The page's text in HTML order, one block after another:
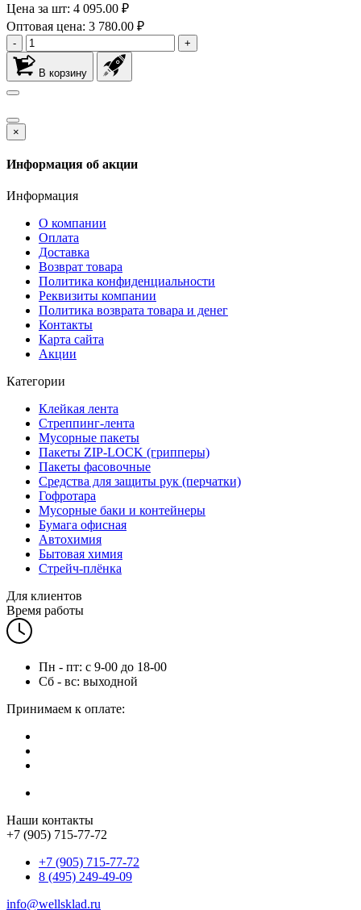
Цена за шт: 4 095.00 ₽
Оптовая цена: 3 780.00 ₽
- +
В корзину
×
Информация об акции
Информация
О компании
Оплата
Доставка
Возврат товара
Политика конфиденциальности
Реквизиты компании
Политика возврата товара и денег
Контакты
Карта сайта
Акции
Категории
Клейкая лента
Стреппинг-лента
Мусорные пакеты
Пакеты ZIP-LOCK (грипперы)
Пакеты фасовочные
Средства для защиты рук (перчатки)
Гофротара
Мусорные баки и контейнеры
Бумага офисная
Автохимия
Бытовая химия
Стрейч-плёнка
Для клиентов
Время работы
Пн - пт: с 9-00 до 18-00
Сб - вс: выходной
Принимаем к оплате:
Наши контакты
+7 (905) 715-77-72
+7 (905) 715-77-72
8 (495) 249-49-09
info@wellsklad.ru